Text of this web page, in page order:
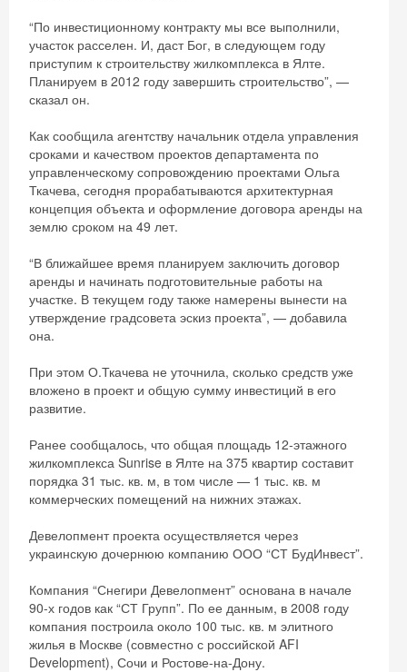
“По инвестиционному контракту мы все выполнили,
участок расселен. И, даст Бог, в следующем году
приступим к строительству жилкомплекса в Ялте.
Планируем в 2012 году завершить строительство”, —
сказал он.
Как сообщила агентству начальник отдела управления
сроками и качеством проектов департамента по
управленческому сопровождению проектами Ольга
Ткачева, сегодня прорабатываются архитектурная
концепция объекта и оформление договора аренды на
землю сроком на 49 лет.
“В ближайшее время планируем заключить договор
аренды и начинать подготовительные работы на
участке. В текущем году также намерены вынести на
утверждение градсовета эскиз проекта”, — добавила
она.
При этом О.Ткачева не уточнила, сколько средств уже
вложено в проект и общую сумму инвестиций в его
развитие.
Ранее сообщалось, что общая площадь 12-этажного
жилкомплекса Sunrise в Ялте на 375 квартир составит
порядка 31 тыс. кв. м, в том числе — 1 тыс. кв. м
коммерческих помещений на нижних этажах.
Девелопмент проекта осуществляется через
украинскую дочернюю компанию ООО “СТ БудИнвест”.
Компания “Снегири Девелопмент” основана в начале
90-х годов как “СТ Групп”. По ее данным, в 2008 году
компания построила около 100 тыс. кв. м элитного
жилья в Москве (совместно с российской AFI
Development), Сочи и Ростове-на-Дону.